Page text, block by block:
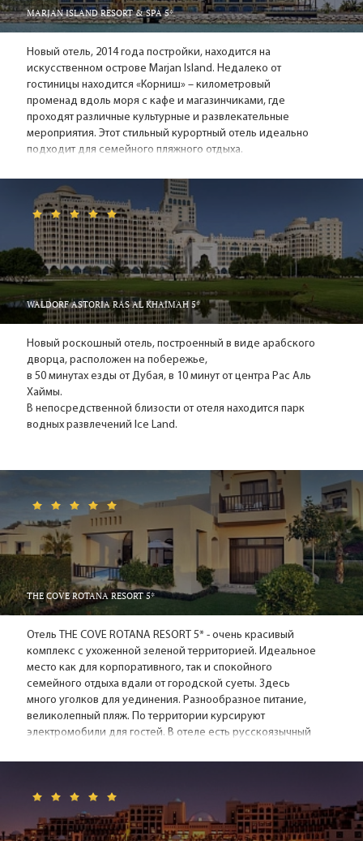
в аквапарке и Сакр парке. Любители активного
отдыха могут поиграть в гольф – недостатка в
ухоженных полях нет, совершить небольшой
морской круиз вдоль побережья полуострова Оман
или обзорную экскурсию на самолете, порыбачить в
тихих водах залива или просто полюбоваться
мангровыми зарослями, красивыми лагунами и
заливами. Можно посетить гонки верблюдов,
заняться дайвингом, виндсерфингом или
парасейлингом – выбор есть.
Ночная жизнь и алкоголь? В Рас-Эль-Хайме -
В городе не придется скучать и ночью. Рестораны с
живой музыкой и выступлениями экзотических
равнодушным. А если добавить к этому, что Рас-
Аль-Хайма самый либеральный эмират, в котором
спиртное продается в магазинах, и нет строгого
дресс-кода для туристов, то станет понятно, почему
отдых здесь по душе многим.
Можно, конечно же, в очередной раз поехать
отдыхать в Дубай. Но, если вы устали от суеты и
толчеи большого города и пресытились его
возможностями, то съездите для разнообразия в
Рас-Аль-Хайму, вам наверняка понравится.
Специалисты «Флагмана» не первый год
отправляют туристов в ОАЭ, работают не только с
хорошими московскими туроператорами, но и
имеют прямые контракты с многими отелями в
Эмиратах. Обращайтесь к нам - мы поможем вам
хорошо отдохнуть!
MARJAN ISLAND RESORT & SPA 5*
Новый отель, 2014 года постройки, находится на
искусственном острове Marjan Island. Недалеко от
гостиницы находится «Корниш» – километровый
променад вдоль моря с кафе и магазинчиками, где
проходят различные культурные и развлекательные
мероприятия. Этот стильный курортный отель идеально
подходит для семейного пляжного отдыха.
WALDORF ASTORIA RAS AL KHAIMAH 5*
Новый роскошный отель, построенный в виде арабского
дворца, расположен на побережье,
в 50 минутах езды от Дубая, в 10 минут от центра Рас Аль
Хаймы.
В непосредственной близости от отеля находится парк
водных развлечений Ice Land.
THE COVE ROTANA RESORT 5*
Отель THE COVE ROTANA RESORT 5* - очень красивый
комплекс с ухоженной зеленой территорией. Идеальное
место как для корпоративного, так и спокойного
семейного отдыха вдали от городской суеты. Здесь
много уголков для уединения. Разнообразное питание,
великолепный пляж. По территории курсируют
электромобили для гостей. В отеле есть русскоязычный